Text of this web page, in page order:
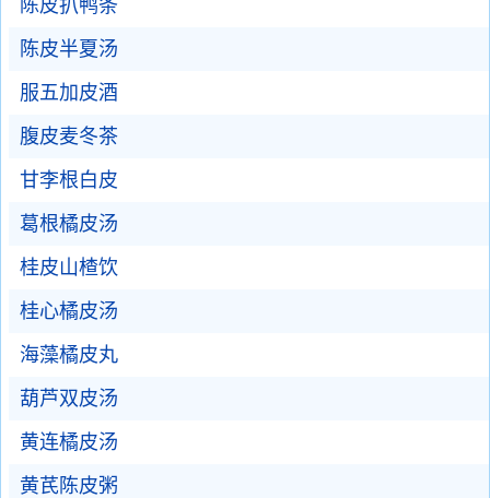
陈皮扒鸭条
陈皮半夏汤
服五加皮酒
腹皮麦冬茶
甘李根白皮
葛根橘皮汤
桂皮山楂饮
桂心橘皮汤
海藻橘皮丸
葫芦双皮汤
黄连橘皮汤
黄芪陈皮粥